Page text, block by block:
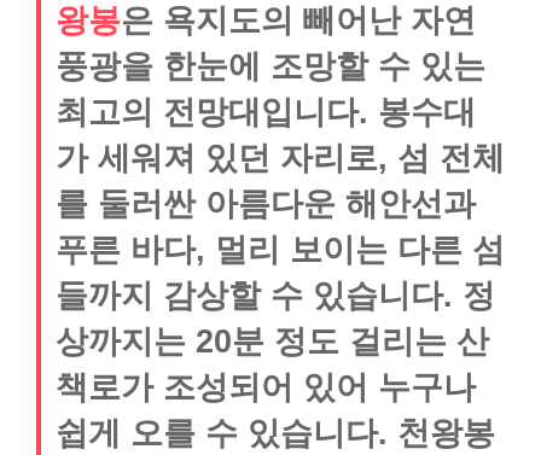
왕봉은 욕지도의 빼어난 자연
풍광을 한눈에 조망할 수 있는
최고의 전망대입니다. 봉수대
가 세워져 있던 자리로, 섬 전체
를 둘러싼 아름다운 해안선과
푸른 바다, 멀리 보이는 다른 섬
들까지 감상할 수 있습니다. 정
상까지는 20분 정도 걸리는 산
책로가 조성되어 있어 누구나
쉽게 오를 수 있습니다. 천왕봉